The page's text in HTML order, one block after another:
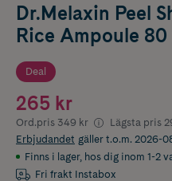
Dr.Melaxin Peel
Rice Ampoule 80
Deal
265 kr
Ord.pris 349 kr Lägsta pris
Erbjudandet gäller t.o.m. 2026-
Finns i lager, hos dig inom 1-2
Fri frakt Instabox